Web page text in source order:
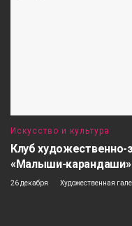
Искусство и культура
Клуб художественно-
«Малыши-карандаши»
26 декабря Художественная